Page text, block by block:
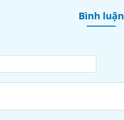
Bình luận